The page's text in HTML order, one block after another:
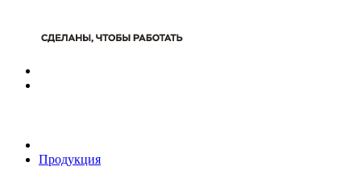
Продукция